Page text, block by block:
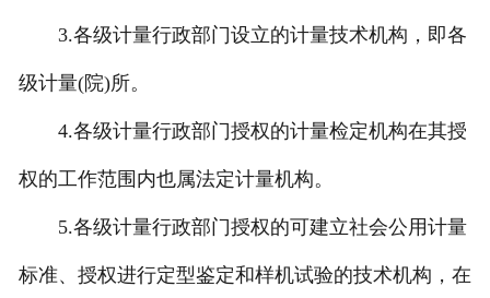
3.各级计量行政部门设立的计量技术机构，即各
级计量(院)所。
4.各级计量行政部门授权的计量检定机构在其授
权的工作范围内也属法定计量机构。
5.各级计量行政部门授权的可建立社会公用计量
标准、授权进行定型鉴定和样机试验的技术机构，在